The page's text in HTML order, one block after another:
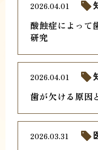
酸蝕症によって
研究
2026.04.01
歯が欠ける原因
2026.04.01
2026.03.31